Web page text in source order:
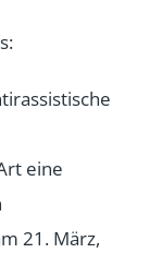
eine
21. März,